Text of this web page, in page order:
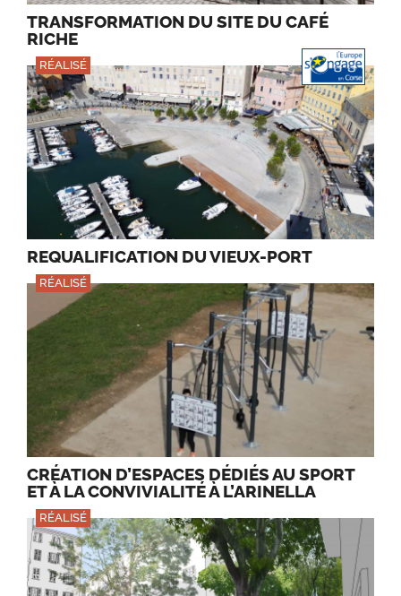
TRANSFORMATION DU SITE DU CAFÉ
RICHE
RÉALISÉ
REQUALIFICATION DU VIEUX-PORT
RÉALISÉ
CRÉATION D’ESPACES DÉDIÉS AU SPORT
ET À LA CONVIVIALITÉ À L’ARINELLA
RÉALISÉ